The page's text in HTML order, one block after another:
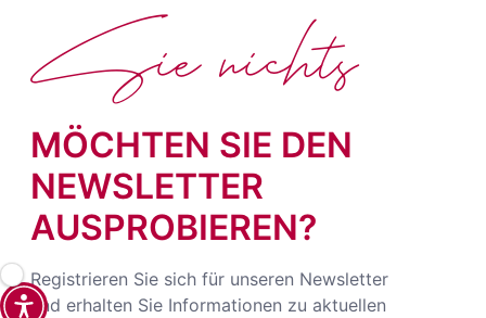
MÖCHTEN SIE DEN
NEWSLETTER
AUSPROBIEREN?
Registrieren Sie sich für unseren Newsletter
und erhalten Sie Informationen zu aktuellen
Sie nichts